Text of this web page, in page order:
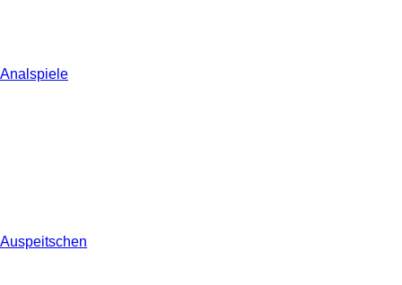
Analspiele
Auspeitschen